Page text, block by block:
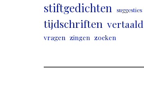
stiftgedichten suggesties
tijdschriften vertaald
vragen zingen zoeken